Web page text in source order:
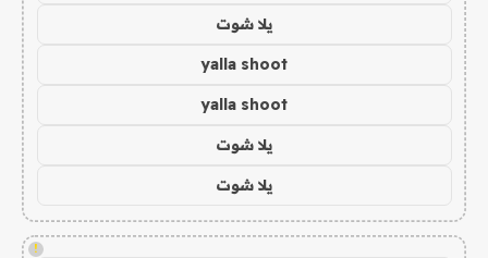
يلا شوت
yalla shoot
yalla shoot
يلا شوت
يلا شوت
!